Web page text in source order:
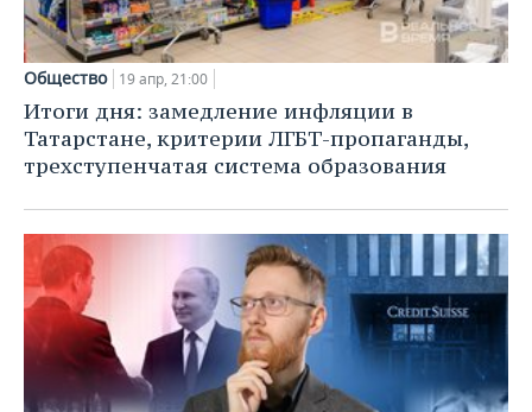
Общество 19 апр, 21:00
Итоги дня: замедление инфляции в
Татарстане, критерии ЛГБТ-пропаганды,
трехступенчатая система образования